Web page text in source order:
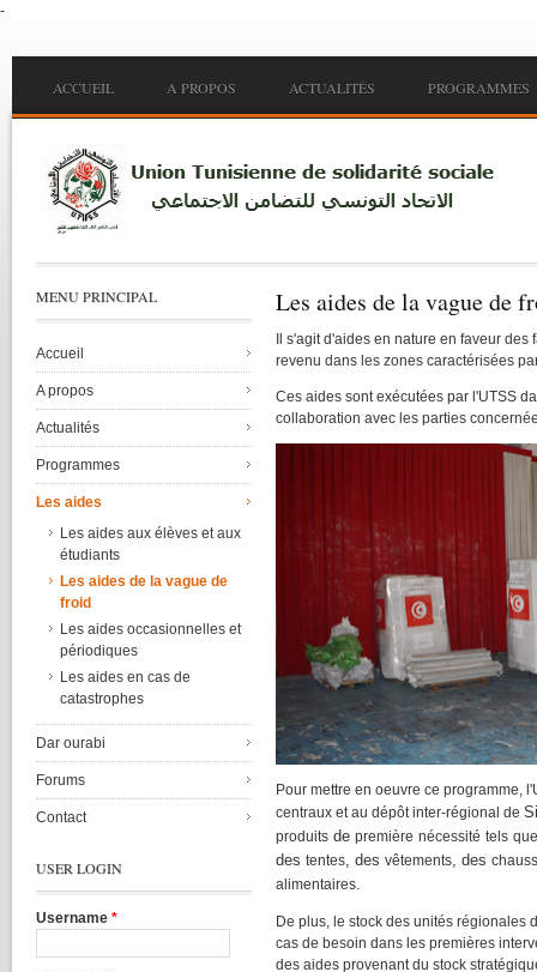
-
Main menu
ACCUEIL A PROPOS ACTUALITÉS PROGRAMMES
Les aides de la vague de
s'agit d'aides en nature en faveur des
revenu dans les zones caractérisées
Ces aides sont exécutées par l'UTSS
collaboration avec les parties
Pour mettre en oeuvre ce programme,
centraux et au dépôt inter-régional de
produits de première nécessité tels que
des tentes , des vêtements , des
alimentaires
De plus, le stock des unités régionales
cas de besoin dans les premières
des aides provenantdu stock
MENU PRINCIPAL
Accueil
A propos
Actualités
Programmes
Les aides
Les aides aux élèves et aux
étudiants
Les aides de la vague de
froid
Les aides occasionnelles et
périodiques
Les aides en cas de
catastrophes
Dar ourabi
Forums
Contact
USER LOGIN
Username *